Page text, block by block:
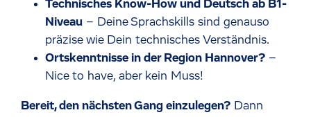
Technisches Know-How und Deutsch ab B1-
Niveau – Deine Sprachskills sind genauso
präzise wie Dein technisches Verständnis.
Ortskenntnisse in der Region Hannover? –
Nice to have, aber kein Muss!
Bereit, den nächsten Gang einzulegen? Dann